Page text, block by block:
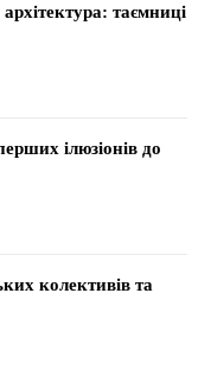
таємниці
ілюзіонів до
колективів та